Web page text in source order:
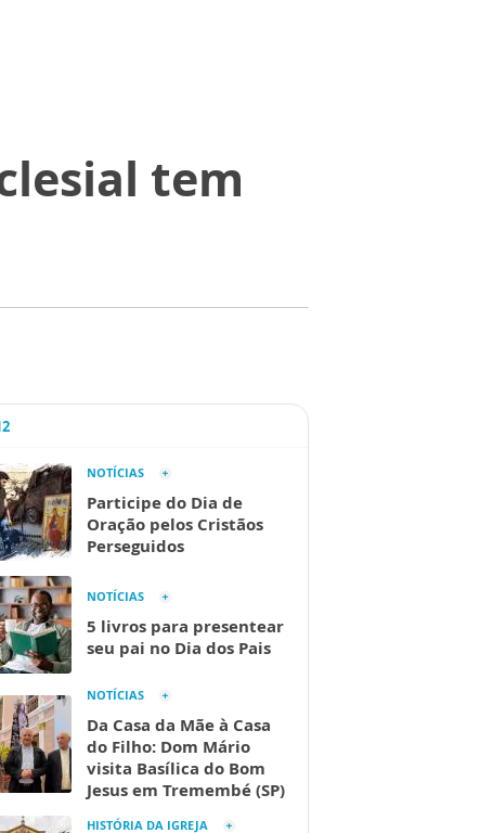
tem
NOTÍCIAS
Participe do Dia de
Oração pelos Cristãos
Perseguidos
NOTÍCIAS
5 livros para presentear
seu pai no Dia dos Pais
NOTÍCIAS
Da Casa da Mãe à Casa
do Filho: Dom Mário
visita Basílica do Bom
Jesus em Tremembé (SP)
HISTÓRIA DA IGREJA